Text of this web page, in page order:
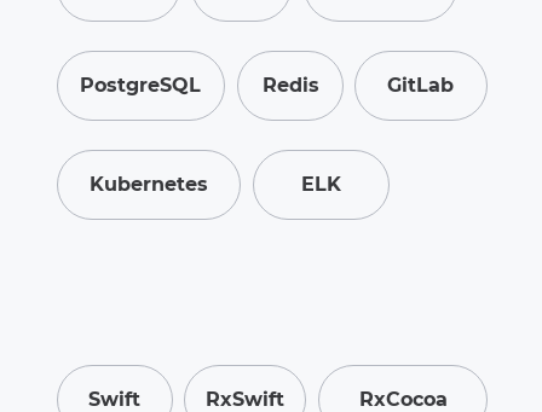
PostgreSQL Redis GitLab
Kubernetes ELK
Swift RxCocoa
RxSwift